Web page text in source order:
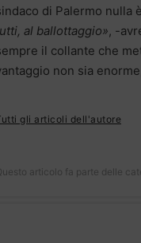
di Palermo nulla
al ballottaggio», -
il collante che
non sia
gli articoli dell'autore
articolo fa parte delle